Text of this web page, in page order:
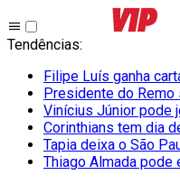
Tendências:
Filipe Luís ganha
Presidente do Remo
Vinícius Júnior pode
Corinthians tem dia
Tapia deixa o São
Thiago Almada pode